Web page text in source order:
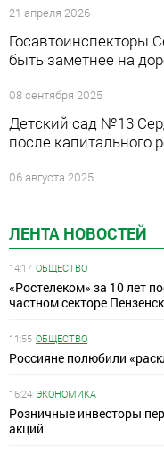
ЛЕНТА НОВОСТЕЙ
14:17 ОБЩЕСТВО
«Ростелеком» за 10 лет
частном секторе
11:55 ОБЩЕСТВО
Россияне полюбили
16:24 ЭКОНОМИКА
Розничные инвесторы
акций
21 апреля 2026
Госавтоинспекторы
быть заметнее на
08 сентября 2025
Детский сад №13
после капитального
06 августа 2025